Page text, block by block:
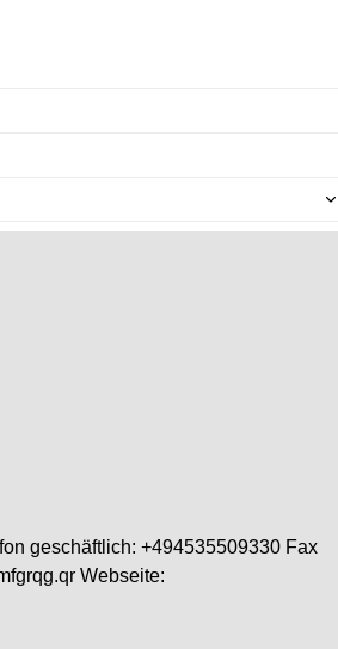
geschäftlich: +494535509330 Fax
Webseite: